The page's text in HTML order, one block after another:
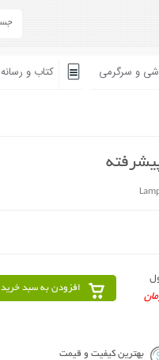
و سرگرمی کتاب و رسانه
افزودن به سبد خرید
بهترین کیفیت و قیمت